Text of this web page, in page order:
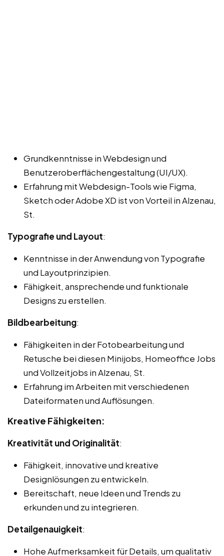
Grundkenntnisse in Webdesign und
Benutzeroberflächengestaltung (UI/UX).
Erfahrung mit Webdesign-Tools wie Figma,
Sketch oder Adobe XD ist von Vorteil in Alzenau,
St.
Typografie und Layout:
Kenntnisse in der Anwendung von Typografie
und Layoutprinzipien.
Fähigkeit, ansprechende und funktionale
Designs zu erstellen.
Bildbearbeitung:
Fähigkeiten in der Fotobearbeitung und
Retusche bei diesen Minijobs, Homeoffice Jobs
und Vollzeitjobs in Alzenau, St.
Erfahrung im Arbeiten mit verschiedenen
Dateiformaten und Auflösungen.
Kreative Fähigkeiten:
Kreativität und Originalität:
Fähigkeit, innovative und kreative
Designlösungen zu entwickeln.
Bereitschaft, neue Ideen und Trends zu
erkunden und zu integrieren.
Detailgenauigkeit:
Hohe Aufmerksamkeit für Details, um qualitativ